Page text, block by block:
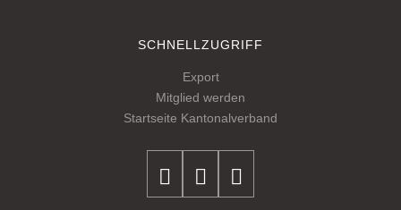
SCHNELLZUGRIFF
Export
Mitglied werden
Startseite Kantonalverband